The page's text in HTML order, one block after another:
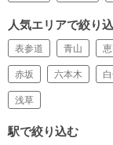
人気エリアで絞り
表参道 青山
赤坂 六本木
浅草
駅で絞り込む